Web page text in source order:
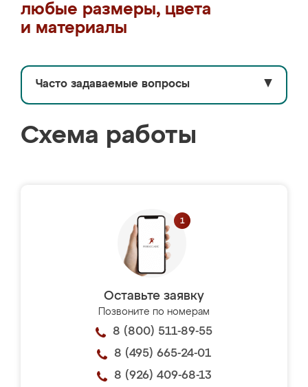
любые размеры, цвета
и материалы
Часто задаваемые вопросы ▼
Схема работы
Оставьте заявку
Позвоните по номерам
8 (800) 511-89-55
8 (495) 665-24-01
8 (926) 409-68-13